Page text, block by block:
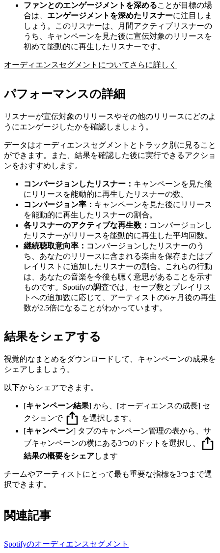
ファンとのエンゲージメントを深めることが目標の場
合は、 エンゲージメントを深めたリスナーに注目しま
しょう。このリスナーは、月間アクティブリスナーの
うち、キャンペーンを見た後に宣伝対象のリリースを
初めて能動的に再生したリスナーです。
オーディエンスセグメントについてさらに詳しく
パフォーマンスの詳細
リスナーが宣伝対象のリリースやその他のリリースにどのよ
うにエンゲージしたかを確認しましょう。
データはオーディエンスセグメントとトラック別に見ること
ができます。また、結果を確認した後に実行できるアクショ
ンをおすすめします。
コンバージョンしたリスナー： キャンペーンを見た後
にリリースを能動的に再生したリスナーの数。
コンバージョン率： キャンペーンを見た後にリリース
を能動的に再生したリスナーの割合。
各リスナーのアクティブな再生数： コンバージョンし
たリスナーがリリースを能動的に再生した平均回数。
継続聴取意向率： コンバージョンしたリスナーのう
ち、あなたのリリースに含まれる楽曲を保存またはプ
レイリストに追加したリスナーの割合。これらの行動
は、あなたの音楽を今後も聴く意思があることを示す
ものです。Spotifyの調査では、セーブ数とプレイリス
トへの追加数に応じて、アーティストの6ヶ月後の再生
数が2.5倍になることがわかっています。
結果をシェアする
視覚的なまとめをダウンロードして、キャンペーンの成果を
シェアしましょう。
以下からシェアできます。
[キャンペーン結果] から、[オーディエンスの成長] セ
クションで
を選択します。
[キャンペーン] タブのキャンペーン管理の表から、サ
ブキャンペーンの横にある3つのドットを選択し、
結果の概要をシェアします
チームやアーティストにとって最も重要な指標を3つまで選
択できます。
関連記事
Spotifyのオーディエンスセグメント